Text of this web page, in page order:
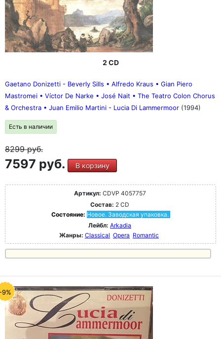
2 CD
Gaetano Donizetti - Beverly Sills • Alfredo Kraus • Gian Piero
Mastromei • Víctor De Narke • José Nait • The Teatro Colon Chorus
& Orchestra • Juan Emilio Martini - Lucia Di Lammermoor (1994)
Есть в наличии
8299руб.
7597 руб. В корзину
Артикул: CDVP 4057757
Состав: 2 CD
Состояние: Новое. Заводская упаковка.
Лейбл: Arkadia
Жанры: Classical Opera Romantic
9%